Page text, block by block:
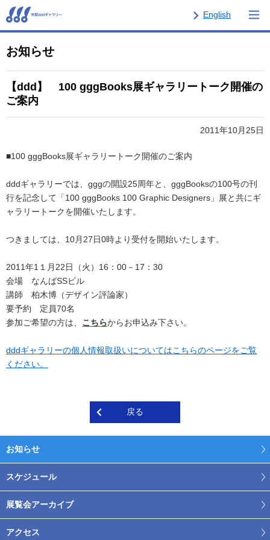
English
お知らせ
【ddd】 100 gggBooks展ギャラリートーク開催の
ご案内
2011年10月25日
■100 gggBooks展ギャラリートーク開催のご案内
dddギャラリーでは、gggの開設25周年と、gggBooksの100号の刊
行を記念して「100 gggBooks 100 Graphic Designers」展と共にギ
ャラリートークを開催いたします。
つきましては、10月27日0時より受付を開始いたします。
2011年1１月22日（火）16：00－17：30
会場 なんばSSビル
講師 柏木博（デザイン評論家）
要予約 定員70名
参加ご希望の方は、 こちらからお申込み下さい。
dddギャラリーの個人情報取扱いについてはこちらのページをご覧
ください。
戻る
お知らせ
スケジュール
展覧会アーカイブ
アクセス